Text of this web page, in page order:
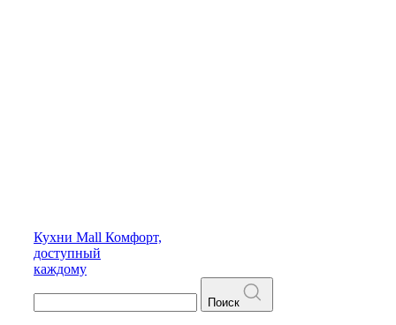
Кухни Mall Комфорт,
доступный
каждому
Поиск